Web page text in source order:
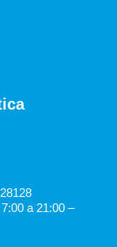
a 21:00 –